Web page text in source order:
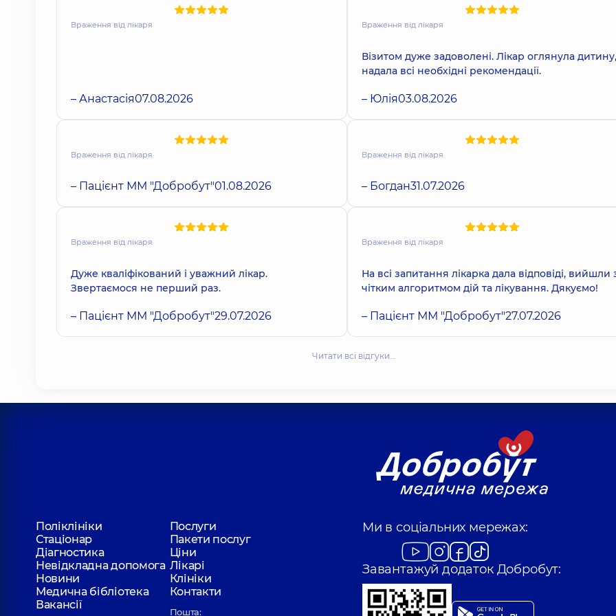
Враження від лікаря
– Анастасія07.08.2026
Враження від лікаря
Візитом дуже задоволені. Лікар оглянула дитину,
надала всі необхідні рекомендації.
– Юлія03.08.2026
Враження від лікаря
– Пацієнт ММ "Добробут"01.08.2026
Враження від лікаря
– Богдан31.07.2026
Враження від лікаря
Дуже кваліфікований і уважний лікар.
Звертаємося не перший раз.
– Пацієнт ММ "Добробут"29.07.2026
Враження від лікаря
На всі запитання лікарка дала відповіді, вийшли
чітким алгоритмом дій та лікування. Дякуємо!
– Пацієнт ММ "Добробут"27.07.2026
Читати всі відгуки…
Поліклініки
Послуги
Стаціонар
Пакети послуг
Діагностика
Ціни
Невідкладна допомога Лікарі
Новини
Клініки
Медична бібліотека
Контакти
Вакансії
Пошта:
Ми в соціальних мережах:
Завантажуй додаток Добробут: